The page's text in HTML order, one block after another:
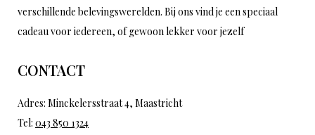
verschillende belevingswerelden. Bij ons vind je een speciaal
cadeau voor iedereen, of gewoon lekker voor jezelf
CONTACT
Adres: Minckelersstraat 4, Maastricht
Tel: 043 850 1324